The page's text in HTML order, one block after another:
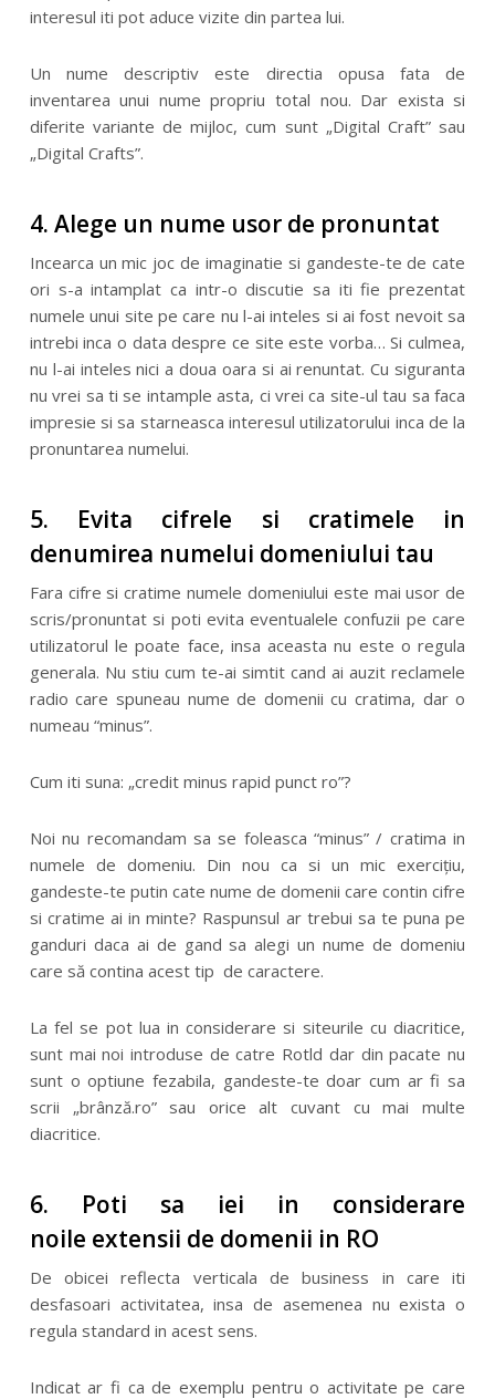
interesul iti pot aduce vizite din partea lui.
Un nume descriptiv este directia opusa fata de
inventarea unui nume propriu total nou. Dar exista si
diferite variante de mijloc, cum sunt „Digital Craft” sau
„Digital Crafts”.
4. Alege un nume usor de pronuntat
Incearca un mic joc de imaginatie si gandeste-te de cate
ori s-a intamplat ca intr-o discutie sa iti fie prezentat
numele unui site pe care nu l-ai inteles si ai fost nevoit sa
intrebi inca o data despre ce site este vorba… Si culmea,
nu l-ai inteles nici a doua oara si ai renuntat. Cu siguranta
nu vrei sa ti se intample asta, ci vrei ca site-ul tau sa faca
impresie si sa starneasca interesul utilizatorului inca de la
pronuntarea numelui.
5. Evita cifrele si cratimele in
denumirea numelui domeniului tau
Fara cifre si cratime numele domeniului este mai usor de
scris/pronuntat si poti evita eventualele confuzii pe care
utilizatorul le poate face, insa aceasta nu este o regula
generala. Nu stiu cum te-ai simtit cand ai auzit reclamele
radio care spuneau nume de domenii cu cratima, dar o
numeau “minus”.
Cum iti suna: „credit minus rapid punct ro”?
Noi nu recomandam sa se foleasca “minus” / cratima in
numele de domeniu. Din nou ca si un mic exercițiu,
gandeste-te putin cate nume de domenii care contin cifre
si cratime ai in minte? Raspunsul ar trebui sa te puna pe
ganduri daca ai de gand sa alegi un nume de domeniu
care să contina acest tip de caractere.
La fel se pot lua in considerare si siteurile cu diacritice,
sunt mai noi introduse de catre Rotld dar din pacate nu
sunt o optiune fezabila, gandeste-te doar cum ar fi sa
scrii „brânză.ro” sau orice alt cuvant cu mai multe
diacritice.
6. Poti sa iei in considerare
noile extensii de domenii in RO
De obicei reflecta verticala de business in care iti
desfasoari activitatea, insa de asemenea nu exista o
regula standard in acest sens.
Indicat ar fi ca de exemplu pentru o activitate pe care